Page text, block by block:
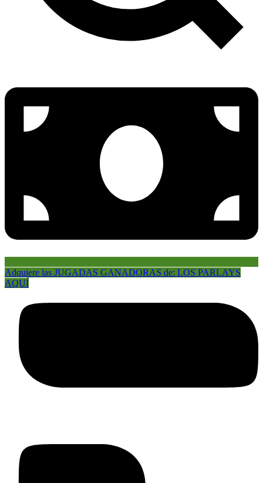
Adquiere las JUGADAS GANADORAS de: LOS PARLAYS
AQUÍ